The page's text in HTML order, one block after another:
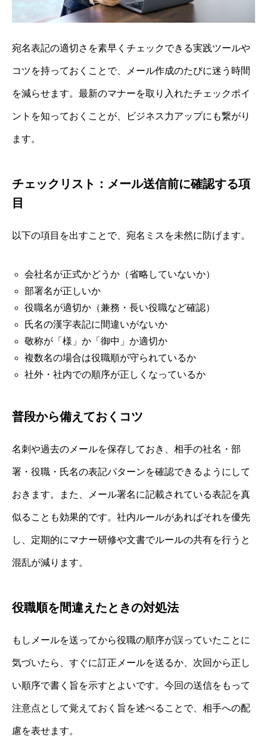
宛名表記の適切さを素早くチェックできる実践ツールや
コツを持っておくことで、メール作成のたびに迷う時間
を減らせます。最新のマナーを取り入れたチェックポイ
ントを知っておくことが、ビジネス力アップにも繋がり
ます。
チェックリスト：メール送信前に確認する項
目
以下の項目を出すことで、宛名ミスを未然に防げます。
会社名が正式かどうか（省略していないか）
部署名が正しいか
役職名が適切か（兼務・長い役職など確認）
氏名の漢字表記に間違いがないか
敬称が「様」か「御中」か適切か
複数名の場合は役職順が守られているか
社外・社内での順序が正しくなっているか
普段から備えておくコツ
名刺や過去のメールを保存しておき、相手の社名・部
署・役職・氏名の表記パターンを確認できるようにして
おきます。また、メール署名に記載されている表記を真
似ることも効果的です。社内ルールがあればそれを優先
し、定期的にマナー研修や文書でルールの共有を行うと
混乱が減ります。
役職順を間違えたときの対処法
もしメールを送ってから役職の順序が誤っていたことに
気づいたら、すぐに訂正メールを送るか、次回から正し
い順序で書く旨を示すとよいです。今回の送信をもって
注意点として覚えておく旨を述べることで、相手への配
慮を表せます。